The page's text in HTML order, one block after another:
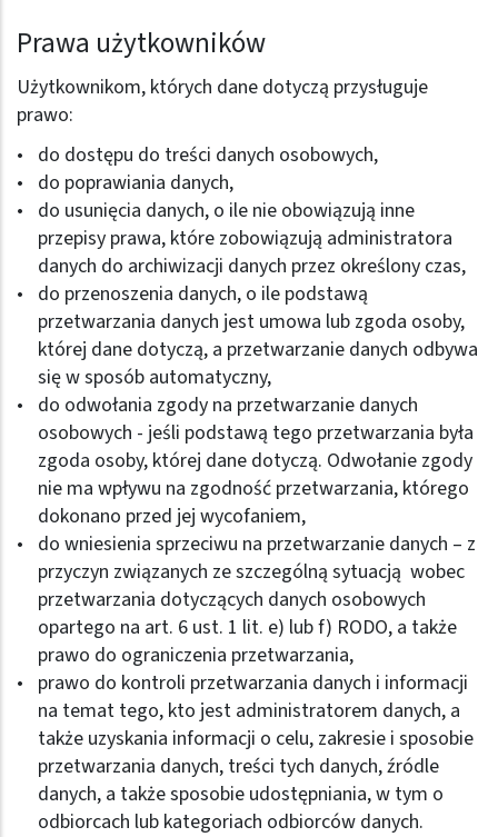
Prawa użytkowników
Użytkownikom, których dane dotyczą przysługuje
prawo:
do dostępu do treści danych osobowych,
do poprawiania danych,
do usunięcia danych, o ile nie obowiązują inne
przepisy prawa, które zobowiązują administratora
danych do archiwizacji danych przez określony czas,
do przenoszenia danych, o ile podstawą
przetwarzania danych jest umowa lub zgoda osoby,
której dane dotyczą, a przetwarzanie danych odbywa
się w sposób automatyczny,
do odwołania zgody na przetwarzanie danych
osobowych - jeśli podstawą tego przetwarzania była
zgoda osoby, której dane dotyczą. Odwołanie zgody
nie ma wpływu na zgodność przetwarzania, którego
dokonano przed jej wycofaniem,
do wniesienia sprzeciwu na przetwarzanie danych – z
przyczyn związanych ze szczególną sytuacją wobec
przetwarzania dotyczących danych osobowych
opartego na art. 6 ust. 1 lit. e) lub f) RODO, a także
prawo do ograniczenia przetwarzania,
prawo do kontroli przetwarzania danych i informacji
na temat tego, kto jest administratorem danych, a
także uzyskania informacji o celu, zakresie i sposobie
przetwarzania danych, treści tych danych, źródle
danych, a także sposobie udostępniania, w tym o
odbiorcach lub kategoriach odbiorców danych.